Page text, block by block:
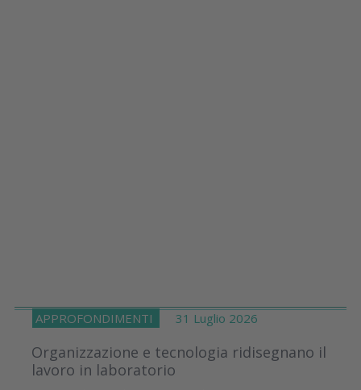
APPROFONDIMENTI 31 Luglio 2026
Organizzazione e tecnologia ridisegnano il
lavoro in laboratorio